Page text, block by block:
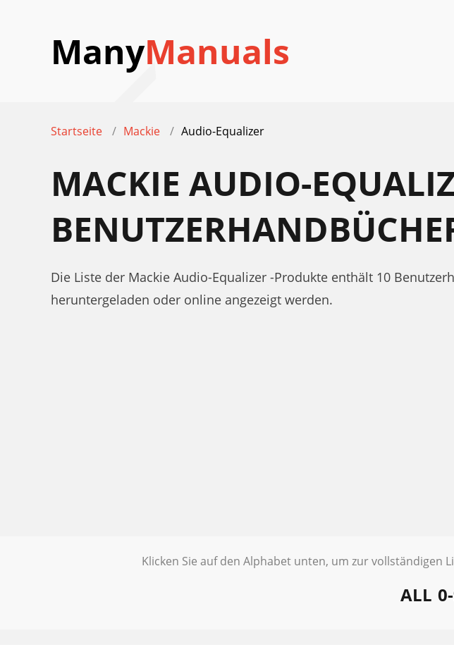
ManyManuals
Startseite Mackie Audio-Equalizer
MACKIE AUDIO-
Die Liste der Mackie Audio-Equalizer -Produkte enthält 10
heruntergeladen oder online angezeigt werden.
Klicken Sie auf den Alphabet unten, um zur vollständigen
ALL